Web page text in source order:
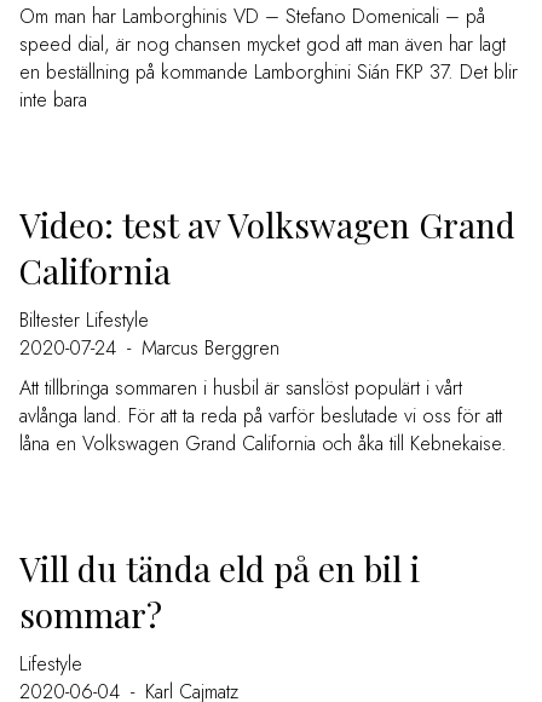
Om man har Lamborghinis VD – Stefano Domenicali – på
speed dial, är nog chansen mycket god att man även har lagt
en beställning på kommande Lamborghini Sián FKP 37. Det blir
inte bara
Video: test av Volkswagen Grand
California
Biltester Lifestyle
2020-07-24 - Marcus Berggren
Att tillbringa sommaren i husbil är sanslöst populärt i vårt
avlånga land. För att ta reda på varför beslutade vi oss för att
låna en Volkswagen Grand California och åka till Kebnekaise.
Vill du tända eld på en bil i
sommar?
Lifestyle
2020-06-04 - Karl Cajmatz